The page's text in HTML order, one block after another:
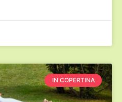
IN COPERTINA